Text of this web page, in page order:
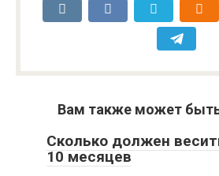
Вам также может быть
Сколько должен
10 месяцев